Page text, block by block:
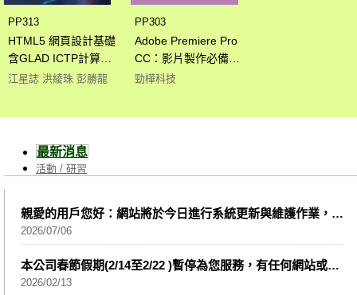
PP313
HTML5 網頁設計基礎
含GLAD ICTP計算機
程式語言國際認證 -
MOSME
江星誌 洪綾珠 彭勝龍
PP303
Adobe Premiere Pro
CC：影片製作必備的
剪輯超完全攻略含WIA
勁樺科技
最新消息
活動 / 研習
親愛的用戶您好：網站將於今日進行系統更新與維護作業，維護期間部分網站及服務可能會受到影響，造成暫時無
2026/07/06
本公司春節假期(2/14至2/22 )暫停為您服務，有任何網站或商品相關問題請洽服務信箱servic
2026/02/13